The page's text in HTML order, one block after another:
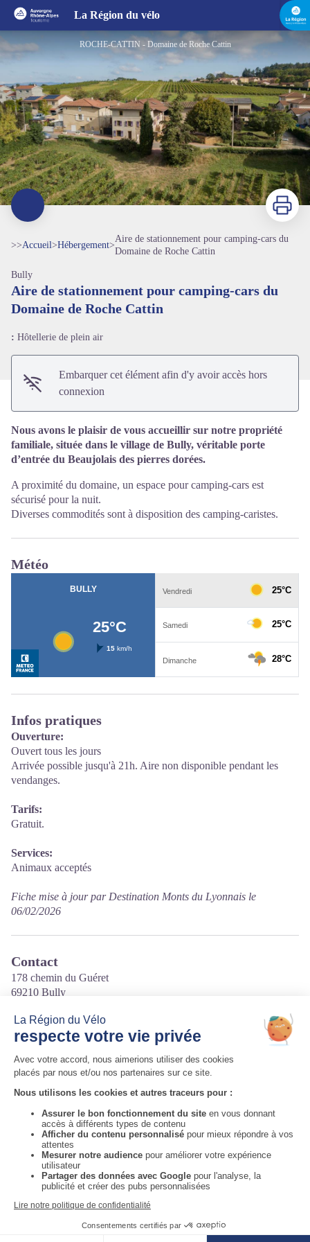
La Région du vélo
Aire de stationnement pour camping-cars du Domaine de Roche Cattin
Voir la carte
ROCHE-CATTIN - Domaine de Roche Cattin
Voir l'image en plein écran
Imprimer
>>Accueil>Hébergement>
Aire de stationnement pour camping-cars du
Domaine de Roche Cattin
Bully
Aire de stationnement pour camping-cars du
Domaine de Roche Cattin
: Hôtellerie de plein air
Embarquer cet élément afin d'y avoir accès hors
connexion
Nous avons le plaisir de vous accueillir sur notre propriété
familiale, située dans le village de Bully, véritable porte
d’entrée du Beaujolais des pierres dorées.
A proximité du domaine, un espace pour camping-cars est
sécurisé pour la nuit.
Diverses commodités sont à disposition des camping-caristes.
Météo
Infos pratiques
Ouverture:
Ouvert tous les jours
Arrivée possible jusqu'à 21h. Aire non disponible pendant les
vendanges.
Tarifs:
Gratuit.
Services:
Animaux acceptés
Fiche mise à jour par Destination Monts du Lyonnais le
06/02/2026
Contact
178 chemin du Guéret
69210 Bully
Courriel:
contact@domainederochecattin.com
Site internet:
http://www.domainederochecattin.com
Auvergne-Rhône-Alpes Tourisme